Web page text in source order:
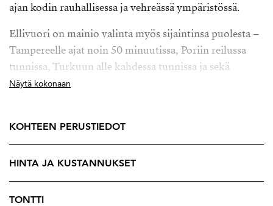
ajan kodin rauhallisessa ja vehreässä ympäristössä.
Ellivuori on mainio valinta myös sijaintinsa puolesta –
Tampereelle ajat noin 50 minuutissa, Poriin reilussa
tunnissa, Turkuun alle kahdessa tunnissa ja sekä
Helsinkiin että Jyväskylään noin kahdessa ja puolessa
toisenlainen, luonnonläheinen rauha.
Ellivuoren ja Rautaveden alue tarjoaa poikkeuksellisen
Näytä kokonaan
KOHTEEN PERUSTIEDOT
HINTA JA KUSTANNUKSET
TONTTI